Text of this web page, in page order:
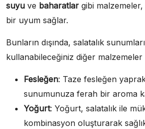
suyu ve baharatlar gibi
bir uyum sağlar.
Bunların dışında, salatalık
kullanabileceğiniz diğer malzemeler
Fesleğen: Taze fesleğen
sunumunuza ferah bir aroma
Yoğurt: Yoğurt, salatalık ile
kombinasyon oluşturarak